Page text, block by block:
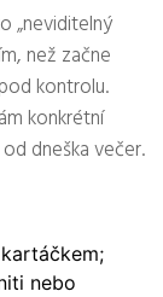
„neviditelný
než začne
kontrolu.
konkrétní
dneška večer.
nebo